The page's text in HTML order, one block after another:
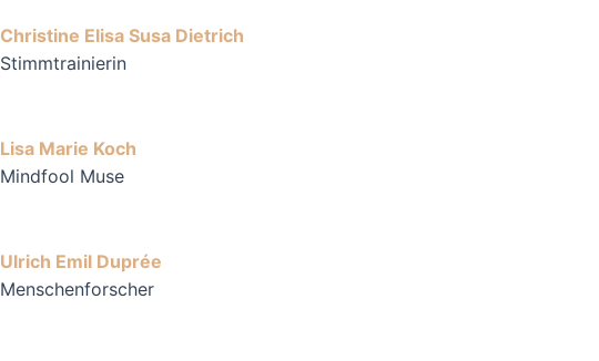
Christine Elisa Susa Dietrich
Stimmtrainierin
Lisa Marie Koch
Mindfool Muse
Ulrich Emil Duprée
Menschenforscher